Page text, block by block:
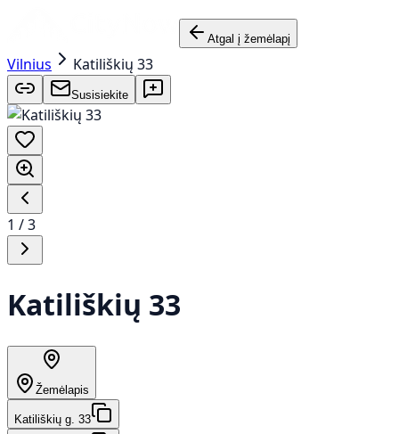
Atgal į žemėlapį
Vilnius Katiliškių 33
Susisiekite
1 /3
Katiliškių 33
Žemėlapis
Katiliškių g. 33